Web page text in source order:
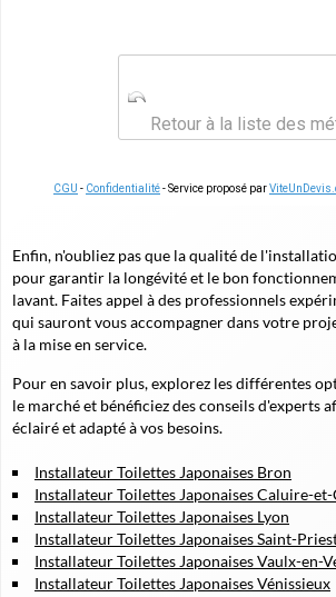
Retour à la liste des
CGU - Confidentialité- Service proposé par
Enfin, n'oubliez pas que la qualité de
pour garantir la longévité et le bon
lavant. Faites appel à des professionnels
qui sauront vous accompagner dans votre
à la mise en service.
Pour en savoir plus, explorez les différentes
le marché et bénéficiez des conseils d'experts
éclairé et adapté à vos besoins.
Installateur Toilettes Japonaises Bron
Installateur Toilettes Japonaises Caluire-
Installateur Toilettes Japonaises Lyon
Installateur Toilettes Japonaises Saint-
Installateur Toilettes Japonaises Vaulx-en-
Installateur Toilettes Japonaises Vénissieux